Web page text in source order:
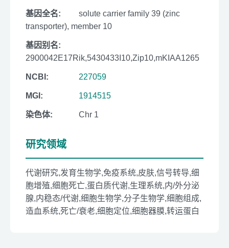
基因全名:
solute carrier family 39 (zinc
transporter), member 10
基因别名:
2900042E17Rik,5430433I10,Zip10,mKIAA1265
NCBI: 227059
MGI: 1914515
染色体: Chr 1
研究领域
代谢研究,发育生物学,免疫系统,皮肤,信号转导,细
胞增殖,细胞死亡,蛋白质代谢,生理系统,内/外分泌
腺,内稳态/代谢,细胞生物学,分子生物学,细胞组成,
造血系统,死亡/衰老,细胞定位,细胞器膜,转运蛋白